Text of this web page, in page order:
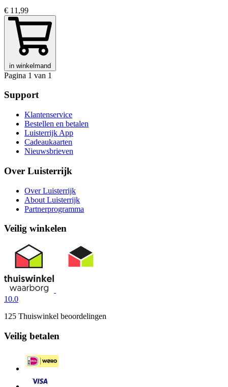
€ 11,99
in winkelmand
Pagina 1 van 1
Support
Klantenservice
Bestellen en betalen
Luisterrijk App
Cadeaukaarten
Nieuwsbrieven
Over Luisterrijk
Over Luisterrijk
About Luisterrijk
Partnerprogramma
Veilig winkelen
10.0
125 Thuiswinkel beoordelingen
Veilig betalen